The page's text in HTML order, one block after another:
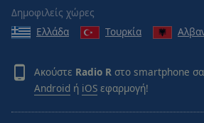
Δημοφιλείς χώρες
Ελλάδα
Τουρκία
Ακούστε Radio R στο smartphone
Android ή iOS εφαρμογή!